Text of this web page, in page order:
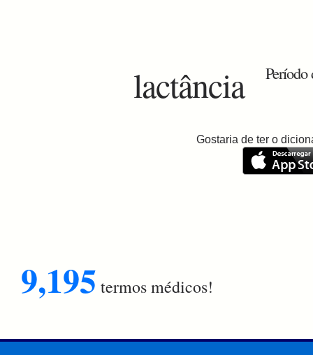
lactância Período
Gostaria de ter o
9,195 termos médicos!